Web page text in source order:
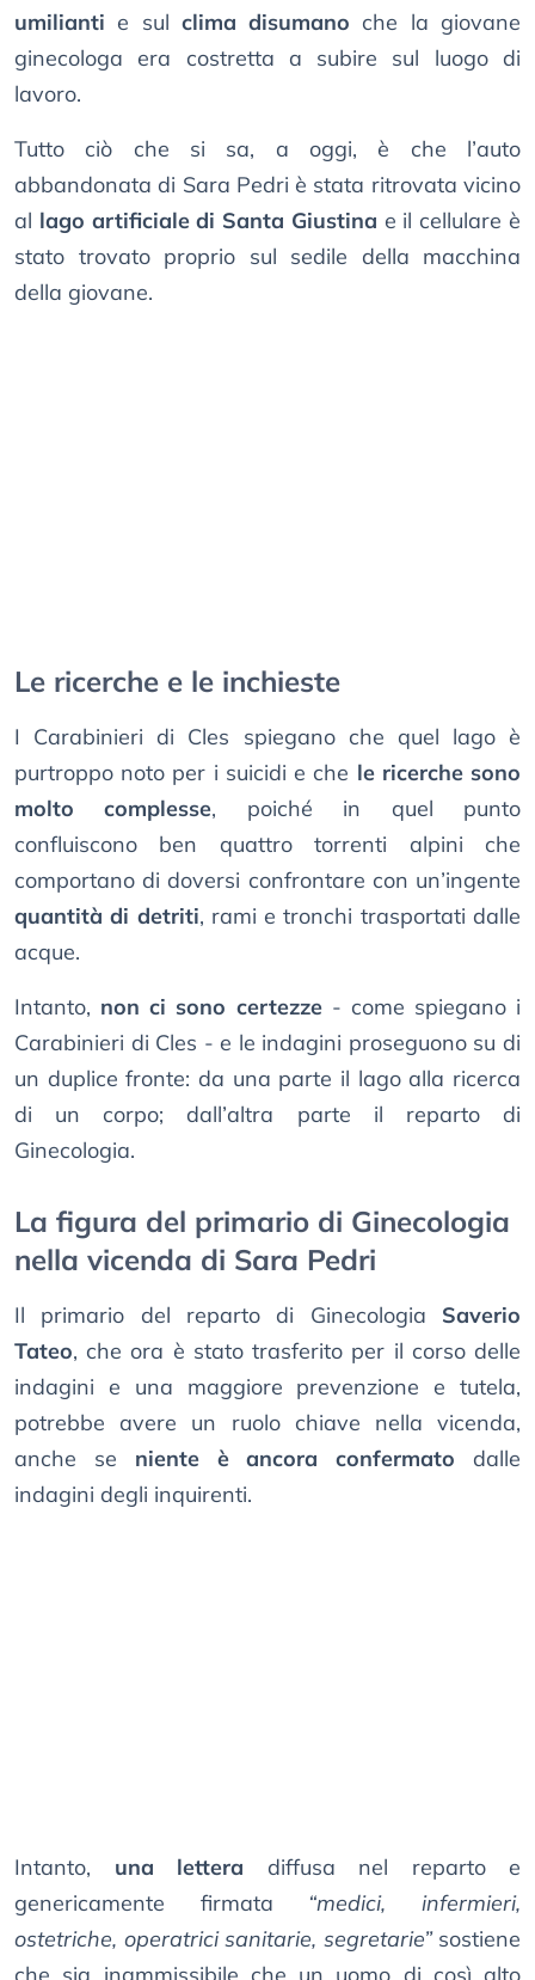
umilianti e sul clima disumano che la giovane
ginecologa era costretta a subire sul luogo di
lavoro.
Tutto ciò che si sa, a oggi, è che l’auto
abbandonata di Sara Pedri è stata ritrovata vicino
al lago artificiale di Santa Giustina e il cellulare è
stato trovato proprio sul sedile della macchina
della giovane.
Le ricerche e le inchieste
I Carabinieri di Cles spiegano che quel lago è
purtroppo noto per i suicidi e che le ricerche sono
molto complesse, poiché in quel punto
confluiscono ben quattro torrenti alpini che
comportano di doversi confrontare con un’ingente
quantità di detriti, rami e tronchi trasportati dalle
acque.
Intanto, non ci sono certezze- come spiegano i
Carabinieri di Cles - e le indagini proseguono su di
un duplice fronte: da una parte il lago alla ricerca
di un corpo; dall’altra parte il reparto di
Ginecologia.
La figura del primario di Ginecologia
nella vicenda di Sara Pedri
Il primario del reparto di Ginecologia Saverio
Tateo, che ora è stato trasferito per il corso delle
indagini e una maggiore prevenzione e tutela,
potrebbe avere un ruolo chiave nella vicenda,
anche se niente è ancora confermato dalle
indagini degli inquirenti.
Intanto, una lettera diffusa nel reparto e
genericamente firmata “medici, infermieri,
ostetriche, operatrici sanitarie, segretarie”sostiene